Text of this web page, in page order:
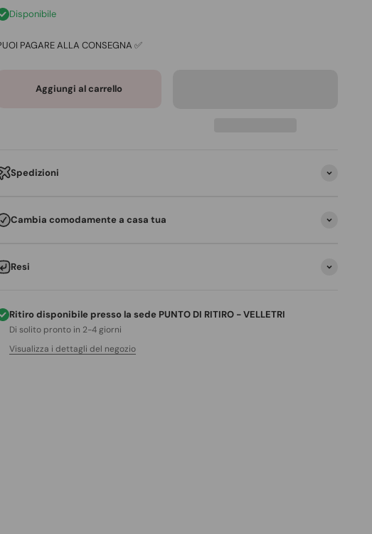
Disponibile
PAGARE ALLA CONSEGNA ✅
Aggiungi al carrello
Spedizioni
Cambia comodamente a casa tua
Resi
Ritiro disponibile presso la sede PUNTO DI RITIRO - VELLETRI
Di solito pronto in 2-4 giorni
Visualizza i dettagli del negozio